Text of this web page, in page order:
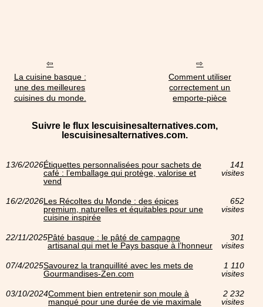
La cuisine basque :
une des meilleures
cuisines du monde.
Comment utiliser
correctement un
emporte-pièce
Suivre le flux lescuisinesalternatives.com,
lescuisinesalternatives.com.
13/6/2026Étiquettes personnalisées pour sachets de
café : l’emballage qui protège, valorise et
vend
141
visites
16/2/2026Les Récoltes du Monde : des épices
premium, naturelles et équitables pour une
cuisine inspirée
652
visites
22/11/2025Pâté basque : le pâté de campagne
artisanal qui met le Pays basque à l’honneur
301
visites
07/4/2025Savourez la tranquillité avec les mets de
Gourmandises-Zen.com
1 110
visites
03/10/2024Comment bien entretenir son moule à
manqué pour une durée de vie maximale
2 232
visites